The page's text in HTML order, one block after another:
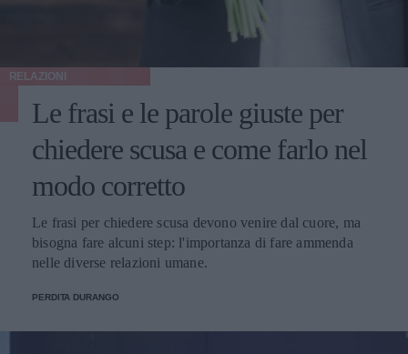
RELAZIONI
Le frasi e le parole giuste per
chiedere scusa e come farlo nel
modo corretto
Le frasi per chiedere scusa devono venire dal cuore, ma
bisogna fare alcuni step: l'importanza di fare ammenda
nelle diverse relazioni umane.
PERDITA DURANGO